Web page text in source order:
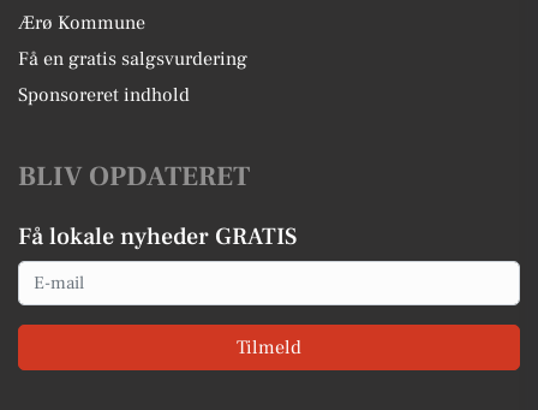
Ærø Kommune
Få en gratis salgsvurdering
Sponsoreret indhold
BLIV OPDATERET
Få lokale nyheder GRATIS
Email
Tilmeld